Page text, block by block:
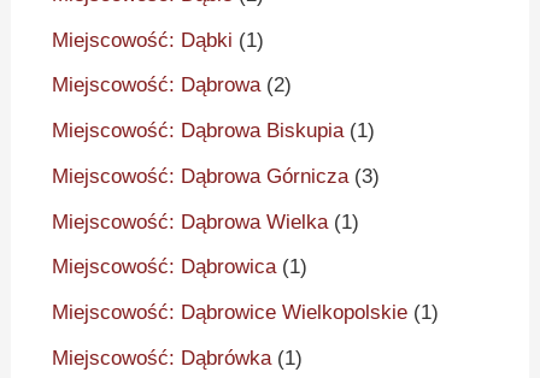
Miejscowość: Dąbki (1)
Miejscowość: Dąbrowa(2)
Miejscowość: Dąbrowa Biskupia(1)
Miejscowość: Dąbrowa Górnicza(3)
Miejscowość: Dąbrowa Wielka (1)
Miejscowość: Dąbrowica(1)
Miejscowość: Dąbrowice Wielkopolskie (1)
Miejscowość: Dąbrówka(1)